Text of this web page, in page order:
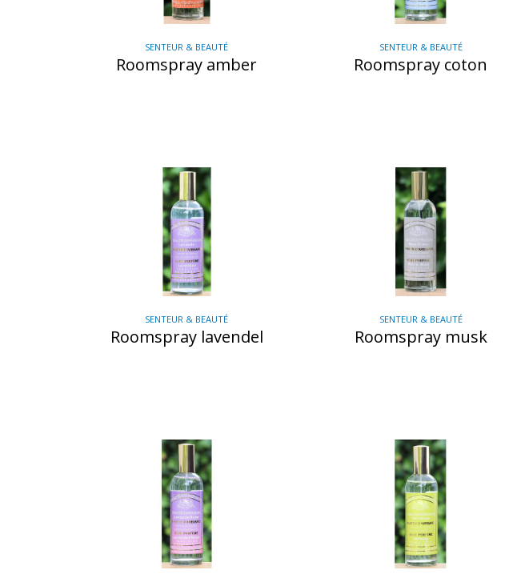
SENTEUR & BEAUTÉ
Roomspray amber
SENTEUR & BEAUTÉ
Roomspray coton
SENTEUR & BEAUTÉ
Roomspray lavendel
SENTEUR & BEAUTÉ
Roomspray musk